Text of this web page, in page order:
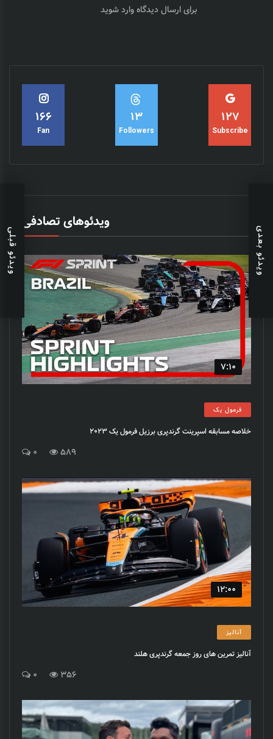
ویدئو قبلی ویدئو بعدی
برای ارسال دیدگاهوارد شوید
182
Fan
15
Followers
140
Subscribe
ویدئوهای تصادفی
7:10
فرمول یک
خلاصه مسابقه اسپرینت گرندپری برزیل فرمول یک 2023
0 589
12:00
آنالیز
آنالیز تمرین های روز جمعه گرندپری هلند
0 356